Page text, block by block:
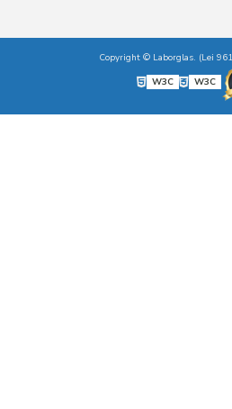
Copyright © Laborglas. (Lei
W3C
W3C